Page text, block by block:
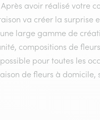
avoir réalisé votre
va créer la surprise
large gamme de
compositions de
pour toutes les
de fleurs à domicile,